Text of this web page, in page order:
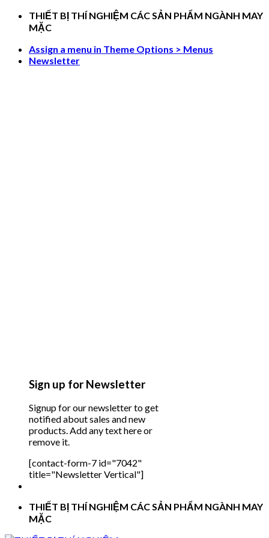
Skip
THIẾT BỊ THÍ NGHIỆM CÁC SẢN PHẨM NGÀNH MAY
MẶC
Assign a menu in Theme Options > Menus
Newsletter
Sign up for Newsletter
Signup for our newsletter to get
notified about sales and new
products. Add any text here or
remove it.
[contact-form-7 id="7042"
title="Newsletter Vertical"]
THIẾT BỊ THÍ NGHIỆM CÁC SẢN PHẨM NGÀNH MAY
MẶC